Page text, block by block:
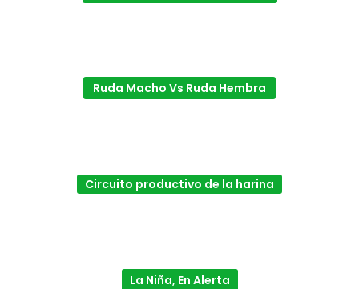
Ruda Macho Vs Ruda Hembra
Circuito productivo de la harina
La Niña, En Alerta